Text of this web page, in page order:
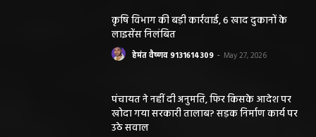
कृषि विभाग की बड़ी कार्रवाई, 6 खाद दुकानों के
लाइसेंस निलंबित
हेमंत वैष्णव 9131614309 - May 27, 2026
पंचायत ने नहीं दी अनुमति, फिर किसके आदेश पर
खोदा गया सरकारी तालाब? सड़क निर्माण कार्य पर
उठे सवाल